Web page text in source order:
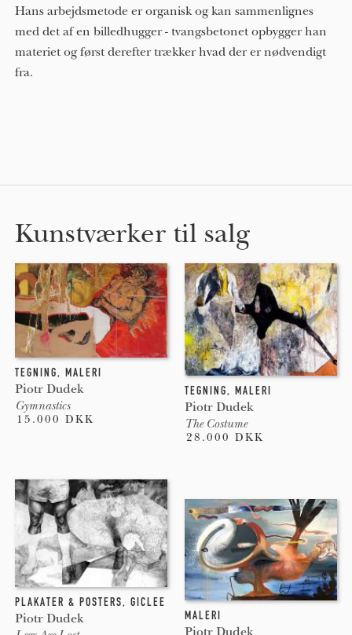
Hans arbejdsmetode er organisk og kan sammenlignes
med det af en billedhugger - tvangsbetonet opbygger han
materiet og først derefter trækker hvad der er nødvendigt
fra.
Kunstværker til salg
TEGNING, MALERI
Piotr Dudek
Gymnastics
15.000 DKK
TEGNING, MALERI
Piotr Dudek
The Costume
28.000 DKK
PLAKATER & POSTERS, GICLEE
Piotr Dudek MALERI
Piotr Dudek